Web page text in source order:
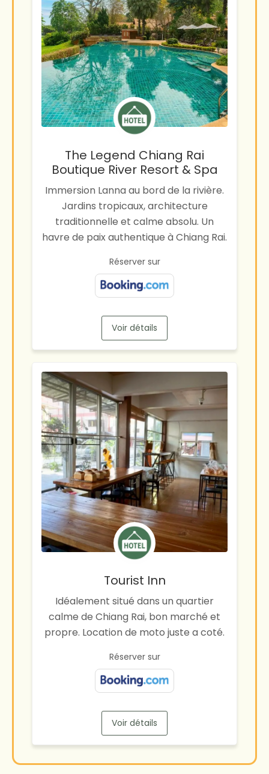
The Legend Chiang Rai
Boutique River Resort & Spa
Immersion Lanna au bord de la rivière.
Jardins tropicaux, architecture
traditionnelle et calme absolu. Un
havre de paix authentique à Chiang Rai.
Réserver sur
Voir détails
Tourist Inn
Idéalement situé dans un quartier
calme de Chiang Rai, bon marché et
propre. Location de moto juste a coté.
Réserver sur
Voir détails